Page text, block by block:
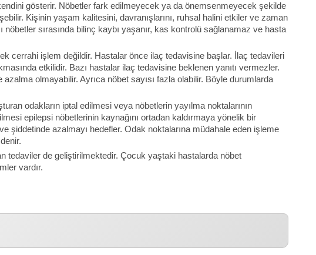
gösterir. Nöbetler fark edilmeyecek ya da önemsenmeyecek şekilde
Kişinin yaşam kalitesini, davranışlarını, ruhsal halini etkiler ve zaman
sırasında bilinç kaybı yaşanır, kas kontrolü sağlanamaz ve hasta
cerrahi işlem değildir. Hastalar önce ilaç tedavisine başlar. İlaç tedavileri
etkilidir. Bazı hastalar ilaç tedavisine beklenen yanıtı vermezler.
azalma olmayabilir. Ayrıca nöbet sayısı fazla olabilir. Böyle durumlarda
odakların iptal edilmesi veya nöbetlerin yayılma noktalarının
epilepsi nöbetlerinin kaynağını ortadan kaldırmaya yönelik bir
şiddetinde azalmayı hedefler. Odak noktalarına müdahale eden işleme
tedaviler de geliştirilmektedir. Çocuk yaştaki hastalarda nöbet
vardır.